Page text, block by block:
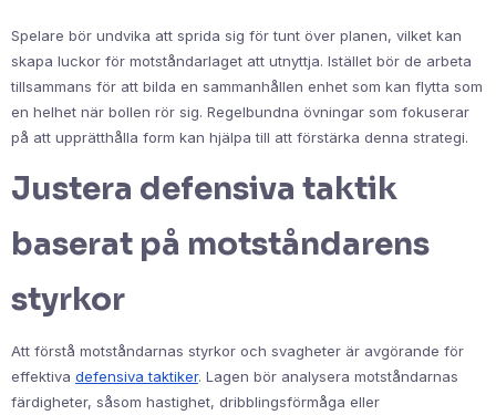
Spelare bör undvika att sprida sig för tunt över planen, vilket kan
skapa luckor för motståndarlaget att utnyttja. Istället bör de arbeta
tillsammans för att bilda en sammanhållen enhet som kan flytta som
en helhet när bollen rör sig. Regelbundna övningar som fokuserar
på att upprätthålla form kan hjälpa till att förstärka denna strategi.
Justera defensiva taktik
baserat på motståndarens
styrkor
Att förstå motståndarnas styrkor och svagheter är avgörande för
effektiva defensiva taktiker. Lagen bör analysera motståndarnas
färdigheter, såsom hastighet, dribblingsförmåga eller